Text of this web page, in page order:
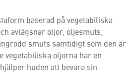
baserad på vegetabiliska
avlägsnar oljor, oljesmuts,
smuts samtidigt som den är
vegetabiliska oljorna har en
huden att bevara sin